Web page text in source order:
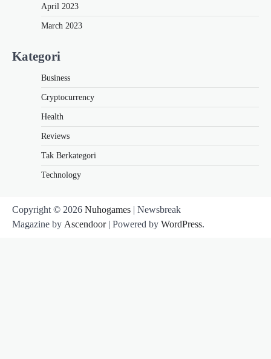
April 2023
March 2023
Kategori
Business
Cryptocurrency
Health
Reviews
Tak Berkategori
Technology
Copyright © 2026 Nuhogames | Newsbreak
Magazine by Ascendoor| Powered by WordPress.